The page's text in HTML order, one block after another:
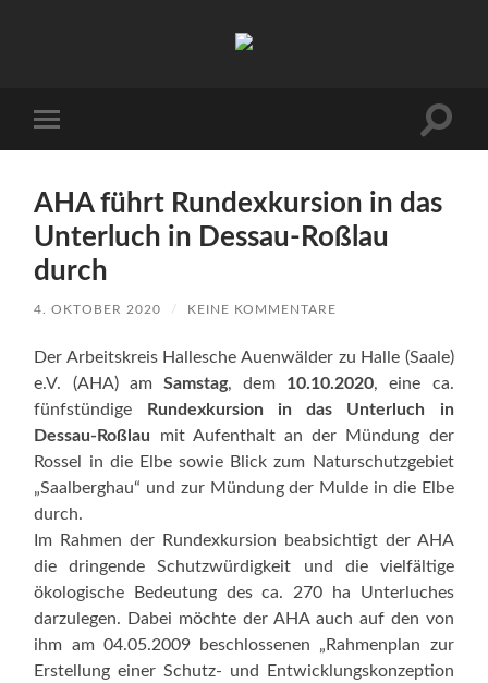
Saale
(AHA)
Menü
AHA führt Rundexkursion in das
Unterluch in Dessau-Roßlau
durch
4. OKTOBER 2020 / KEINE KOMMENTARE
Der Arbeitskreis Hallesche Auenwälder zu Halle (Saale)
e.V. (AHA) am Samstag, dem 10.10.2020, eine ca.
fünfstündige Rundexkursion in das Unterluch in
Dessau-Roßlau mit Aufenthalt an der Mündung der
Rossel in die Elbe sowie Blick zum Naturschutzgebiet
„Saalberghau“ und zur Mündung der Mulde in die Elbe
durch.
Im Rahmen der Rundexkursion beabsichtigt der AHA
die dringende Schutzwürdigkeit und die vielfältige
ökologische Bedeutung des ca. 270 ha Unterluches
darzulegen. Dabei möchte der AHA auch auf den von
ihm am 04.05.2009 beschlossenen „Rahmenplan zur
Erstellung einer Schutz- und Entwicklungskonzeption